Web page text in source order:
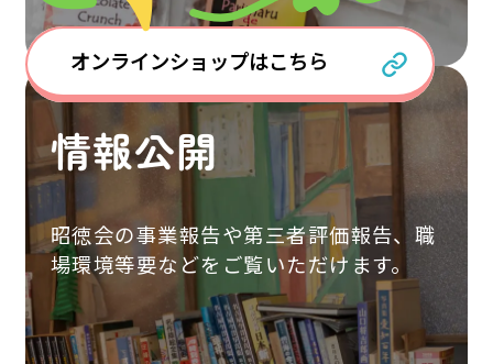
オンラインショップはこちら
情報公開
昭徳会の事業報告や第三者評価報告、職
場環境等要などをご覧いただけます。